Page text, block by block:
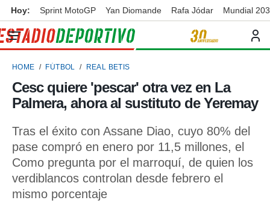
de
por
para
la
calidad.
a este
las
y
forma
Hoy: Sprint MotoGP Yan Diomande Rafa Jódar Mundial
HOME FÚTBOL REAL BETIS
Cesc quiere 'pescar' otra vez en La
Palmera, ahora al sustituto de Yeremay
Tras el éxito con Assane Diao, cuyo 80% del
pase compró en enero por 11,5 millones, el
Como pregunta por el marroquí, de quien los
verdiblancos controlan desde febrero el
mismo porcentaje